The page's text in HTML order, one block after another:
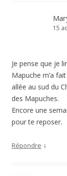
15
Je pense que je
Mapuche m’a
allée au sud du
des Mapuches.
Encore une
pour te reposer.
Répondre ↓